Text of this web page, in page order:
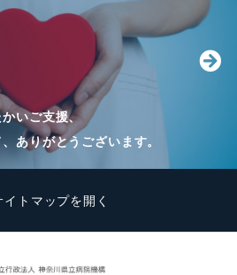
いご支援、
ありがとうございます。
イトマップを開く